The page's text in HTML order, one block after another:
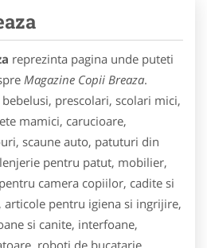
reprezinta pagina unde puteti
Magazine Copii Breaza.
prescolari, scolari mici,
mamici, carucioare,
scaune auto, patuturi din
pentru patut, mobilier,
camera copiilor, cadite si
pentru igiena si ingrijire,
si canite, interfoane,
roboti de bucatarie,